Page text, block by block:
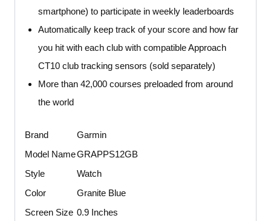
smartphone) to participate in weekly leaderboards
Automatically keep track of your score and how far
you hit with each club with compatible Approach
CT10 club tracking sensors (sold separately)
More than 42,000 courses preloaded from around
the world
Brand
Garmin
Model NameGRAPPS12GB
Style
Watch
Color
Granite Blue
Screen Size 0.9 Inches